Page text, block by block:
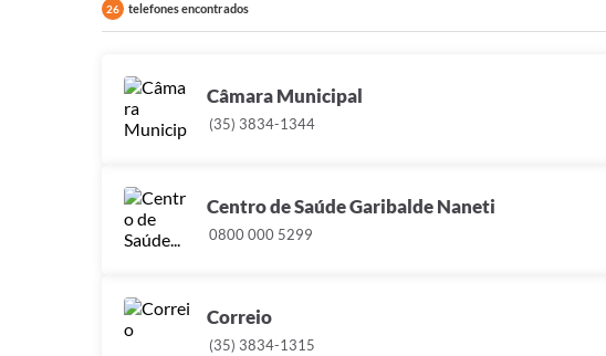
26 telefones encontrados
Câmara Municipal
(35) 3834-1344
Centro de Saúde Garibalde Naneti
0800 000 5299
Correio
(35) 3834-1315